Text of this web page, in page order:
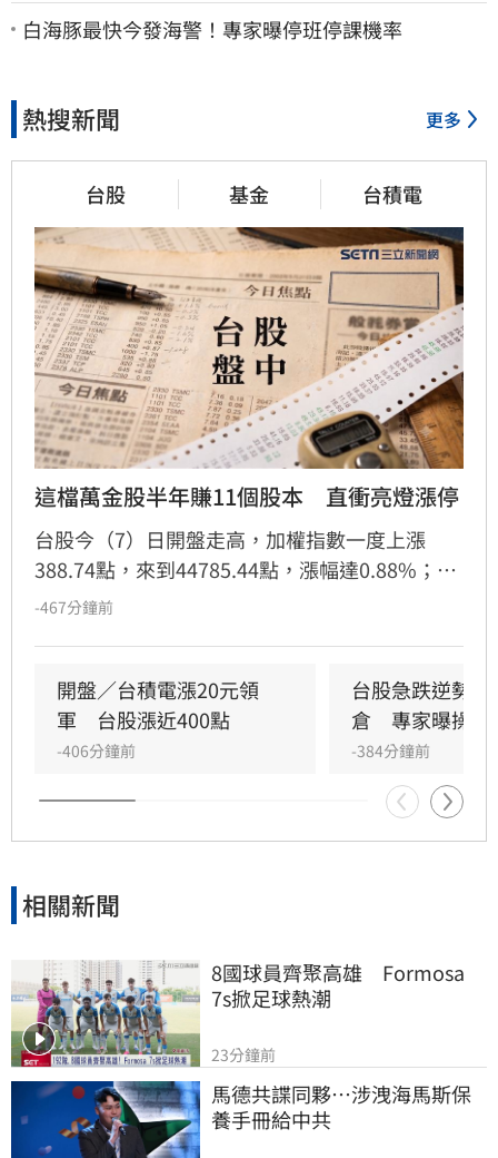
白海豚最快今發海警！專家曝停班停課機率
熱搜新聞 更多
台股 基金 台積電
這檔萬金股半年賺11個股本　直衝亮燈漲停
台股今（7）日開盤走高，加權指數一度上漲
388.74點，來到44785.44點，漲幅達0.88%；不
過買盤後繼無力，截至9時39分，指數翻黑向
昨日公布的財報表現亮眼，股價開盤即直奔漲停
鎖住，來到11110元，激勵同族群概念股同步走
揚。
-467分鐘前
開盤／台積電漲20元領
軍　台股漲近400點
-406分鐘前
台股急跌逆勢
倉　專家曝操作
-384分鐘前
相關新聞
8國球員齊聚高雄　Formosa
7s掀足球熱潮
23分鐘前
馬德共諜同夥…涉洩海馬斯保
養手冊給中共